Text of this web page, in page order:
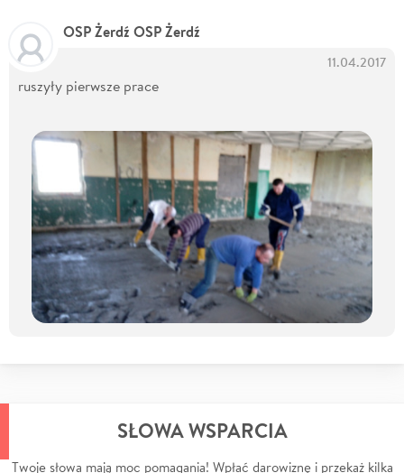
OSP Żerdź OSP Żerdź
11.04.2017
ruszyły pierwsze prace
SŁOWA WSPARCIA
Twoje słowa mają moc pomagania! Wpłać darowiznę i przekaż kilka